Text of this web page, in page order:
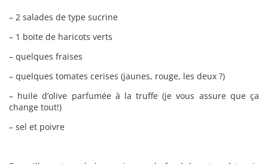
– 2 salades de type sucrine
– 1 boite de haricots verts
– quelques fraises
– quelques tomates cerises (jaunes, rouge, les deux ?)
– huile d’olive parfumée à la truffe (je vous assure que ça
change tout!)
– sel et poivre